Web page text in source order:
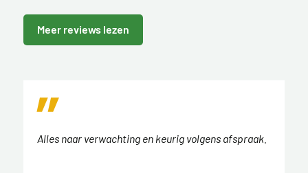
Meer reviews lezen
Alles naar verwachting en keurig volgens afspraak.